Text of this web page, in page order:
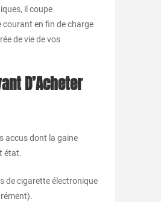
il coupe
en fin de charge
de vie de vos
D’Acheter
accus dont la gaine
état.
de cigarette électronique